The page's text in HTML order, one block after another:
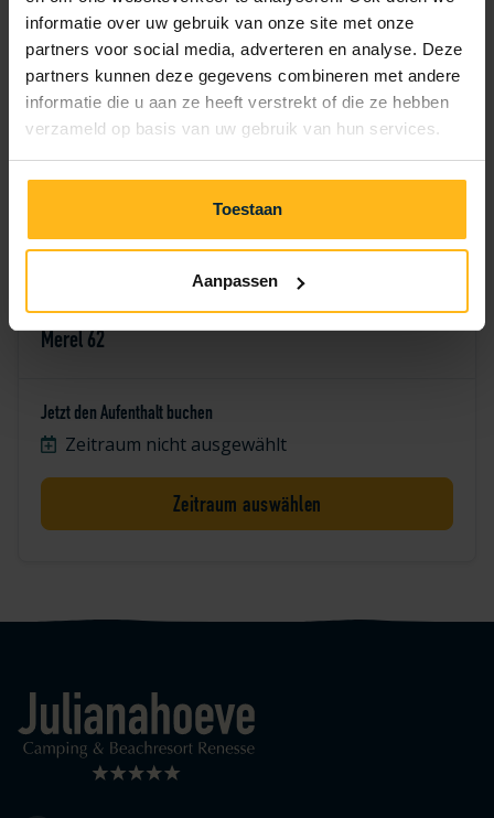
informatie over uw gebruik van onze site met onze
partners voor social media, adverteren en analyse. Deze
partners kunnen deze gegevens combineren met andere
informatie die u aan ze heeft verstrekt of die ze hebben
verzameld op basis van uw gebruik van hun services.
Toestaan
Aanpassen
7 8 9 10 11 12
14 15 16 17 18 19 20
28 29 30
Merel 62
Jetzt den Aufenthalt buchen
Zeitraum nicht ausgewählt
Zeitraum auswählen
Logo Julianahoeve